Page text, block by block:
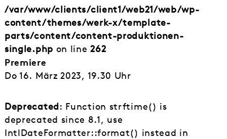
/var/www/clients/client1/web21/web/wp-
content/themes/werk-x/template-
parts/content/content-produktionen-
single.php on line262
Premiere
Do 16. März 2023, 19.30 Uhr
Deprecated: Function strftime() is
deprecated since 8.1, use
IntlDateFormatter::format() instead in